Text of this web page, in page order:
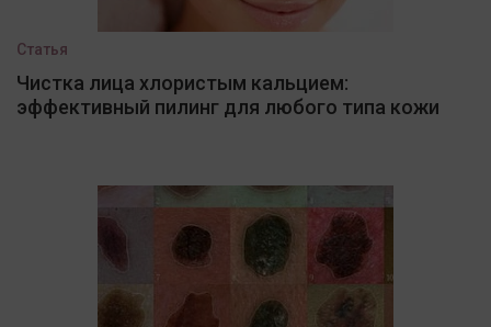
Статья
Чистка лица хлористым кальцием:
эффективный пилинг для любого типа кожи